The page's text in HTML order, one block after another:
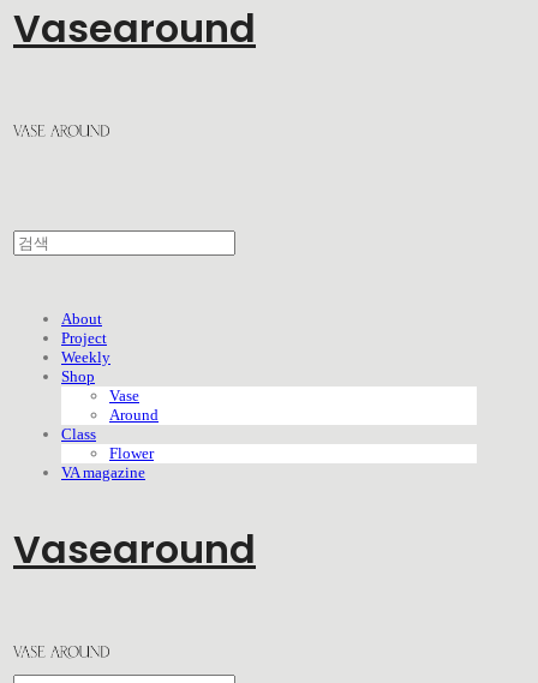
Vasearound
About
Project
Weekly
Shop
Vase
Around
Class
Flower
VA magazine
Vasearound